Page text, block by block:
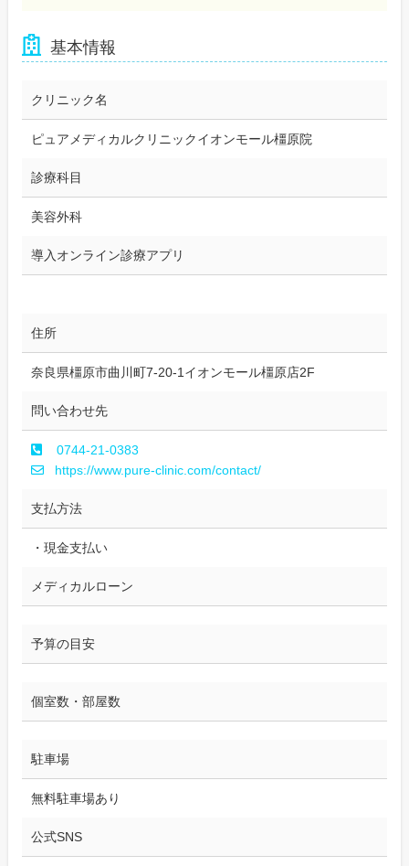
基本情報
クリニック名
ピュアメディカルクリニックイオンモール橿原院
診療科目
美容外科
導入オンライン診療アプリ
住所
奈良県橿原市曲川町7-20-1イオンモール橿原店2F
問い合わせ先
0744-21-0383
https://www.pure-clinic.com/contact/
支払方法
・現金支払い
メディカルローン
予算の目安
個室数・部屋数
駐車場
無料駐車場あり
公式SNS